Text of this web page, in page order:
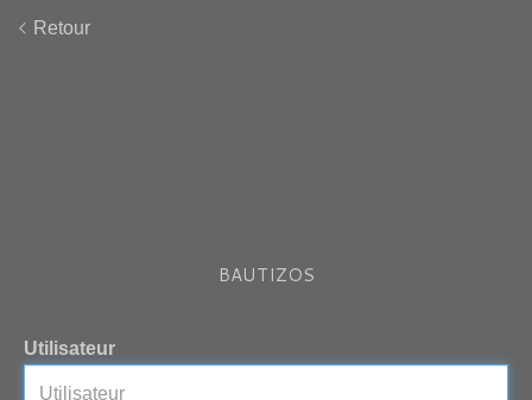
Retour
BAUTIZOS
Utilisateur